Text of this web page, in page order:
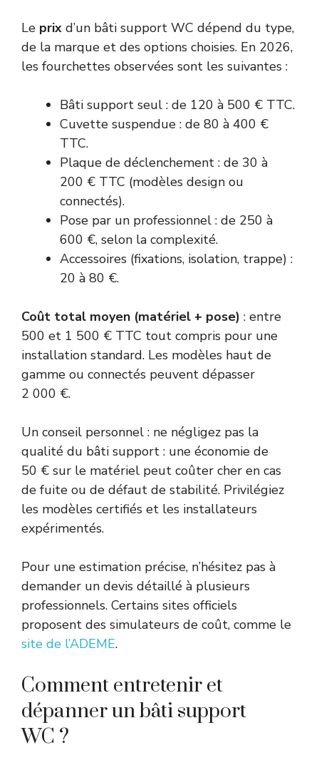
Le prix d’un bâti support WC dépend du type,
de la marque et des options choisies. En 2026,
les fourchettes observées sont les suivantes :
Bâti support seul : de 120 à 500 € TTC.
Cuvette suspendue : de 80 à 400 €
TTC.
Plaque de déclenchement : de 30 à
200 € TTC (modèles design ou
connectés).
Pose par un professionnel : de 250 à
600 €, selon la complexité.
Accessoires (fixations, isolation, trappe) :
20 à 80 €.
Coût total moyen (matériel + pose) : entre
500 et 1 500 € TTC tout compris pour une
installation standard. Les modèles haut de
gamme ou connectés peuvent dépasser
2 000 €.
Un conseil personnel : ne négligez pas la
qualité du bâti support : une économie de
50 € sur le matériel peut coûter cher en cas
de fuite ou de défaut de stabilité. Privilégiez
les modèles certifiés et les installateurs
expérimentés.
Pour une estimation précise, n’hésitez pas à
demander un devis détaillé à plusieurs
professionnels. Certains sites officiels
proposent des simulateurs de coût, comme le
site de l’ADEME.
Comment entretenir et
dépanner un bâti support
WC ?